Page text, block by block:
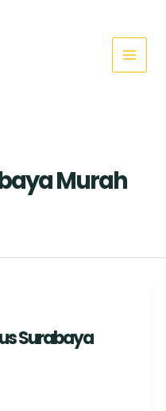
Menu
Murah
Surabaya